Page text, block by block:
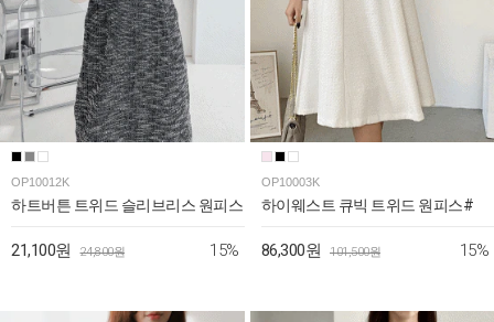
OP10012K
하트버튼 트위드 슬리브리스 원피스
21,100원 24,800원 15%
OP10003K
하이웨스트 큐빅 트위드 원피스#
86,300원 101,500원 15%